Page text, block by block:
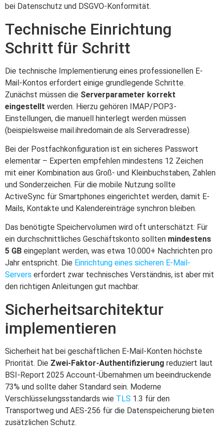
bei Datenschutz und DSGVO-Konformität.
Technische Einrichtung
Schritt für Schritt
Die technische Implementierung eines professionellen E-
Mail-Kontos erfordert einige grundlegende Schritte.
Zunächst müssen die Serverparameter korrekt
eingestellt werden. Hierzu gehören IMAP/POP3-
Einstellungen, die manuell hinterlegt werden müssen
(beispielsweise mail.ihredomain.de als Serveradresse).
Bei der Postfachkonfiguration ist ein sicheres Passwort
elementar – Experten empfehlen mindestens 12 Zeichen
mit einer Kombination aus Groß- und Kleinbuchstaben, Zahlen
und Sonderzeichen. Für die mobile Nutzung sollte
ActiveSync für Smartphones eingerichtet werden, damit E-
Mails, Kontakte und Kalendereinträge synchron bleiben.
Das benötigte Speichervolumen wird oft unterschätzt: Für
ein durchschnittliches Geschäftskonto sollten mindestens
5 GB eingeplant werden, was etwa 10.000+ Nachrichten pro
Jahr entspricht. Die Einrichtung eines sicheren E-Mail-
Servers erfordert zwar technisches Verständnis, ist aber mit
den richtigen Anleitungen gut machbar.
Sicherheitsarchitektur
implementieren
Sicherheit hat bei geschäftlichen E-Mail-Konten höchste
Priorität. Die Zwei-Faktor-Authentifizierung reduziert laut
BSI-Report 2025 Account-Übernahmen um beeindruckende
73% und sollte daher Standard sein. Moderne
Verschlüsselungsstandards wie TLS 1.3 für den
Transportweg und AES-256 für die Datenspeicherung bieten
zusätzlichen Schutz.